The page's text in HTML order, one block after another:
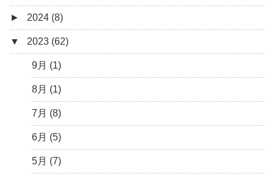
12月 (1)
6月 (1)
► 2024 (8)
8月 (1)
7月 (1)
5月 (2)
4月 (3)
3月 (1)
▼ 2023 (62)
9月 (1)
8月 (1)
7月 (8)
6月 (5)
5月 (7)